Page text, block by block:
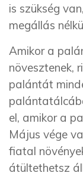
is szükség
megállás
Amikor a
növesztenek,
palántát
el, amikor a
Május vége
fiatal
átültethetsz